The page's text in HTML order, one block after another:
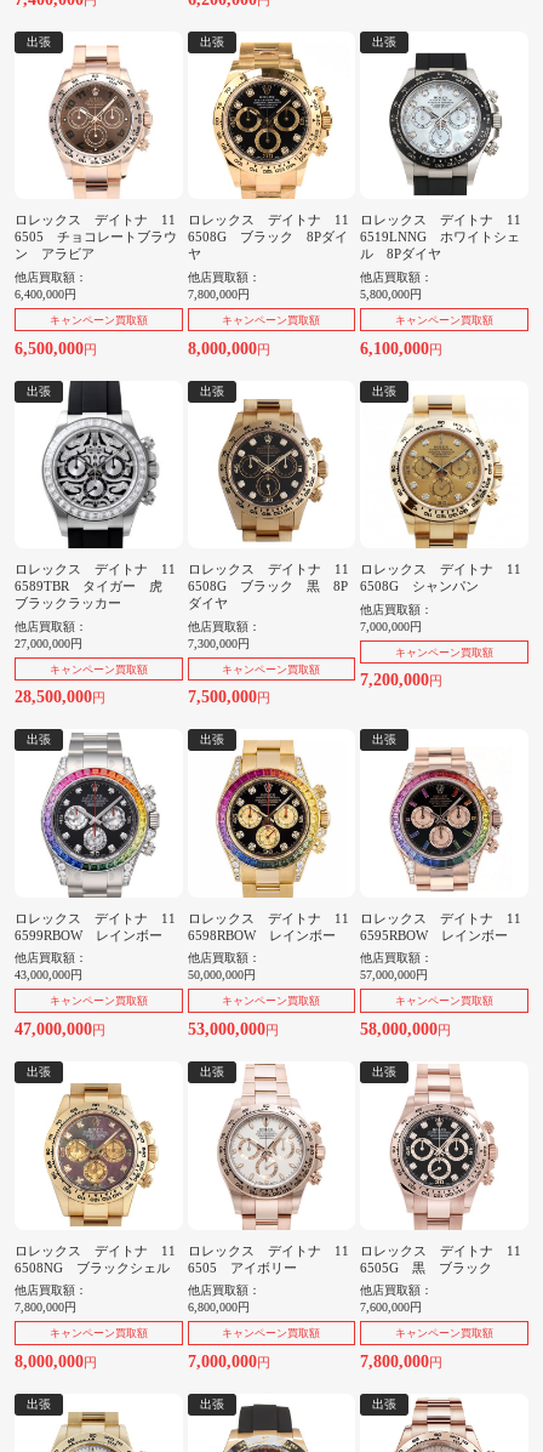
出張
ロレックス デイトナ 11
6505 チョコレートブラウ
ン アラビア
他店買取額：
6,400,000円
キャンペーン買取額
6,500,000円
出張
ロレックス デイトナ 11
6508G ブラック 8Pダイ
ヤ
他店買取額：
7,800,000円
キャンペーン買取額
8,000,000円
出張
ロレックス デイトナ 11
6519LNNG ホワイトシェ
ル 8Pダイヤ
他店買取額：
5,800,000円
キャンペーン買取額
6,100,000円
出張
ロレックス デイトナ 11
6589TBR タイガー 虎
ブラックラッカー
他店買取額：
27,000,000円
キャンペーン買取額
28,500,000円
出張
ロレックス デイトナ 11
6508G ブラック 黒 8P
ダイヤ
他店買取額：
7,300,000円
キャンペーン買取額
7,500,000円
出張
ロレックス デイトナ 11
6508G シャンパン
他店買取額：
7,000,000円
キャンペーン買取額
7,200,000円
出張
ロレックス デイトナ 11
6599RBOW レインボー
他店買取額：
43,000,000円
キャンペーン買取額
47,000,000円
出張
ロレックス デイトナ 11
6598RBOW レインボー
他店買取額：
50,000,000円
キャンペーン買取額
53,000,000円
出張
ロレックス デイトナ 11
6595RBOW レインボー
他店買取額：
57,000,000円
キャンペーン買取額
58,000,000円
出張
ロレックス デイトナ 11
6508NG ブラックシェル
他店買取額：
7,800,000円
キャンペーン買取額
8,000,000円
出張
ロレックス デイトナ 11
6505 アイボリー
他店買取額：
6,800,000円
キャンペーン買取額
7,000,000円
出張
ロレックス デイトナ 11
6505G 黒 ブラック
他店買取額：
7,600,000円
キャンペーン買取額
7,800,000円
出張 出張 出張